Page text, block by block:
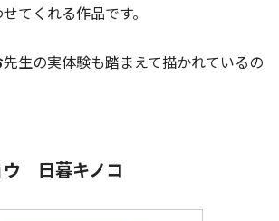
てくれる作品です。
先生の実体験も踏まえて描かれているの
ウ 日暮キノコ